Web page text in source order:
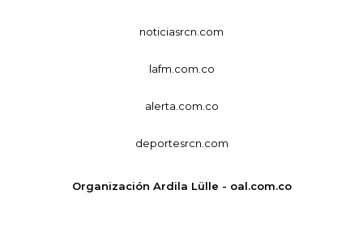
noticiasrcn.com
lafm.com.co
alerta.com.co
deportesrcn.com
Organización Ardila Lülle - oal.com.co